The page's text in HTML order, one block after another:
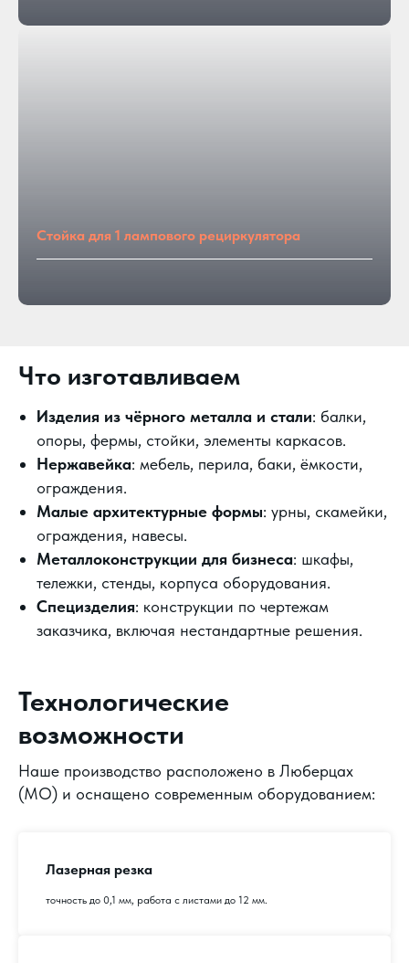
Стойка для 1 лампового рециркулятора
Что изготавливаем
Изделия из чёрного металла и стали: балки,
опоры, фермы, стойки, элементы каркасов.
Нержавейка: мебель, перила, баки, ёмкости,
ограждения.
Малые архитектурные формы: урны, скамейки,
ограждения, навесы.
Металлоконструкции для бизнеса: шкафы,
тележки, стенды, корпуса оборудования.
Специзделия: конструкции по чертежам
заказчика, включая нестандартные решения.
Технологические
возможности
Наше производство расположено в Люберцах
(МО) и оснащено современным оборудованием:
Лазерная резка
точность до 0,1 мм, работа с листами до 12 мм.